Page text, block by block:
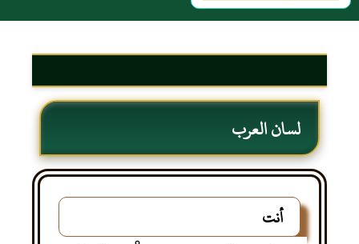
لسان العرب
أنت